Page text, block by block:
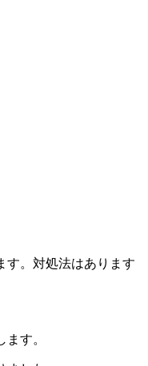
す。対処法はあります
す。